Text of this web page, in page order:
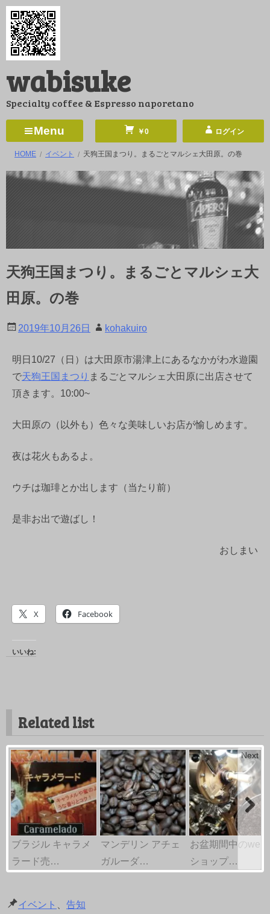
コ
ン
ツ
ス
ッ
wabisuke
Specialty coffee & Espresso naporetano
Menu ￥0 ログイン
HOME イベント 天狗王国まつり。まるごとマルシェ大田原。の巻
天狗王国まつり。まるごとマルシェ大
田原。の巻
2019年10月26日 kohakuiro
明日10/27（日）は大田原市湯津上にあるなかがわ水遊園
で天狗王国まつり まるごとマルシェ大田原に出店させて
頂きます。10:00~
大田原の（以外も）色々な美味しいお店が愉しめます。
夜は花火もあるよ。
ウチは珈琲とか出します（当たり前）
是非お出で遊ばし！
おしまい
X Facebook
いいね:
Related list
ブラジル キャラメ
ラード売…
マンデリン アチェ
ガルーダ…
お盆期間中のweb
ショップ…
Next
イベント 告知